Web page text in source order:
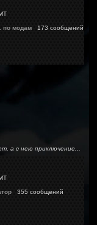
по модам 173 сообщений
а с нею приключение...
355 сообщений